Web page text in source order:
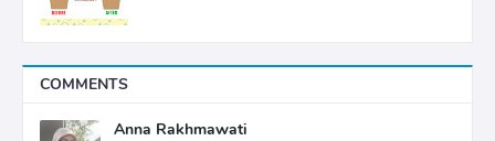
COMMENTS
Anna Rakhmawati